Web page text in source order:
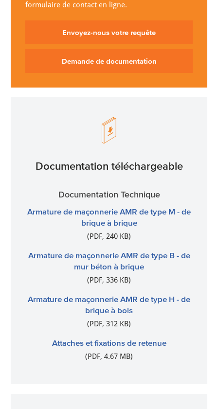
formulaire de contact en ligne.
Envoyez-nous votre requête
Demande de documentation
Documentation téléchargeable
Documentation Technique
Armature de maçonnerie AMR de type M - de
brique à brique
(PDF, 240 KB)
Armature de maçonnerie AMR de type B - de
mur béton à brique
(PDF, 336 KB)
Armature de maçonnerie AMR de type H - de
brique à bois
(PDF, 312 KB)
Attaches et fixations de retenue
(PDF, 4.67 MB)